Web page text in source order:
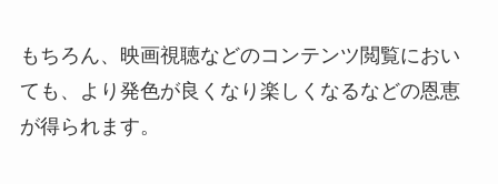
もちろん、映画視聴などのコンテンツ閲覧におい
ても、より発色が良くなり楽しくなるなどの恩恵
が得られます。